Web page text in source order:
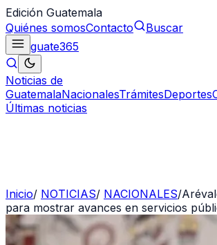
Edición Guatemala
Quiénes somosContacto
Buscar
guate365
Noticias de
GuatemalaNacionalesTrámitesDeportes
Últimas noticias
Inicio/ NOTICIAS/ NACIONALES/
para mostrar avances en servicios